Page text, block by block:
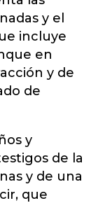
y el
incluye
en
y de
de
y
de la
y de una
que